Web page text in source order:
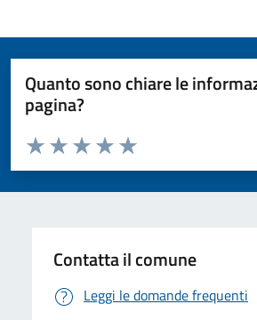
Quanto sono chiare le
pagina?
Valuta da 1 a 5 stelle la pagina
Valuta 5 stelle su 5
Valuta 4 stelle su 5
Valuta 3 stelle su 5
Valuta 2 stelle su 5
Valuta 1 stelle su 5
Contatta il comune
Leggi le domande frequenti